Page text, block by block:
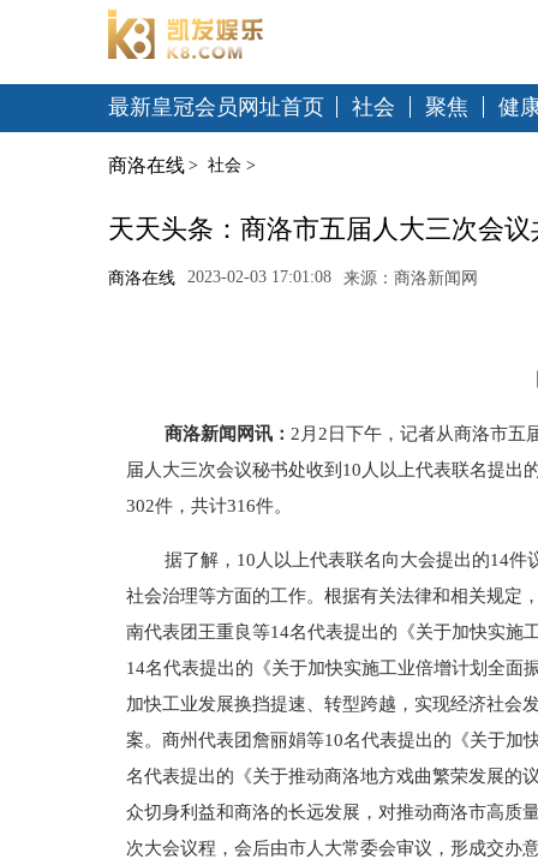
最新皇冠会员网址首页 社会 聚焦 健
商洛在线 > 社会 >
天天头条：商洛市五届人大三次会
商洛在线 2023-02-03 17:01:08 来源：商洛新闻网
商洛新闻网讯： 2月2日下午，记者从商洛市五
届人大三次会议秘书处收到10人以上代表联名提出
302件，共计316件。
据了解，10人以上代表联名向大会提出的14
社会治理等方面的工作。根据有关法律和相关规定
南代表团王重良等14名代表提出的《关于加快实施
14名代表提出的《关于加快实施工业倍增计划全面
加快工业发展换挡提速、转型跨越，实现经济社会
案。商州代表团詹丽娟等10名代表提出的《关于加
名代表提出的《关于推动商洛地方戏曲繁荣发展的
众切身利益和商洛的长远发展，对推动商洛市高质
次大会议程，会后由市人大常委会审议，形成交办